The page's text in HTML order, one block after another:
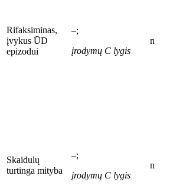
Rifaksiminas,
įvykus ŪD
epizodui
–;
įrodymų C lygis
n
Skaidulų
turtinga mityba
–;
įrodymų C lygis
n